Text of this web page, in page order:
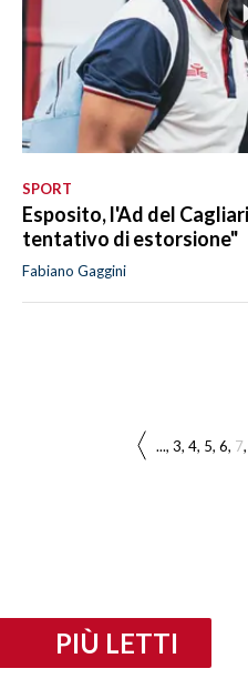
SPORT
Esposito, l'Ad del
tentativo di estorsione"
Fabiano Gaggini
... 3 4 5 6 7
PIÙ LETTI